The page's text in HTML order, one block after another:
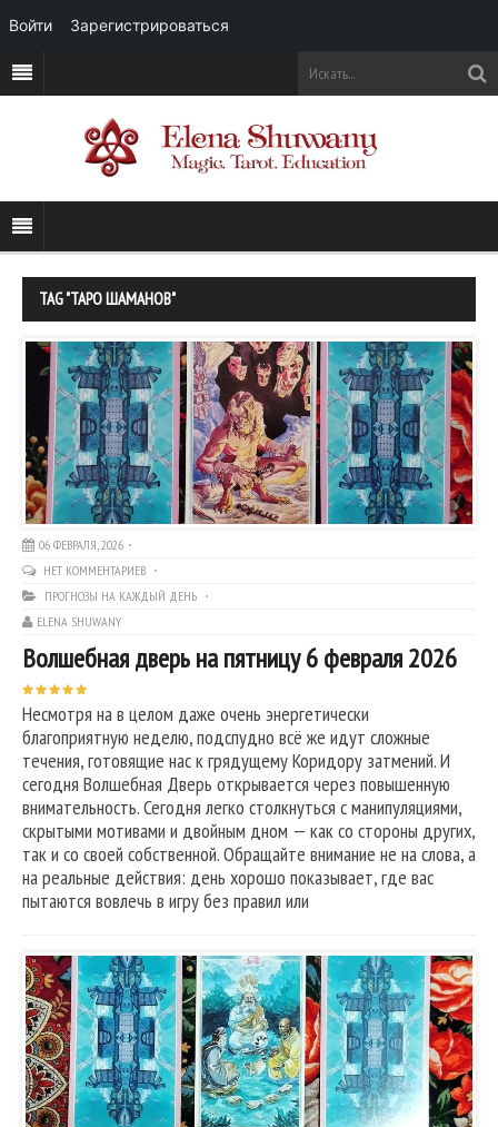
TAG "ТАРО ШАМАНОВ"
06 ФЕВРАЛЯ, 2026
НЕТ КОММЕНТАРИЕВ
ПРОГНОЗЫ НА КАЖДЫЙ ДЕНЬ
ELENA SHUWANY
Волшебная дверь на пятницу 6 февраля 2026
Несмотря на в целом даже очень энергетически
благоприятную неделю, подспудно всё же идут сложные
течения, готовящие нас к грядущему Коридору затмений. И
сегодня Волшебная Дверь открывается через повышенную
внимательность. Сегодня легко столкнуться с манипуляциями,
скрытыми мотивами и двойным дном — как со стороны других,
так и со своей собственной. Обращайте внимание не на слова, а
на реальные действия: день хорошо показывает, где вас
пытаются вовлечь в игру без правил или
Войти Зарегистрироваться